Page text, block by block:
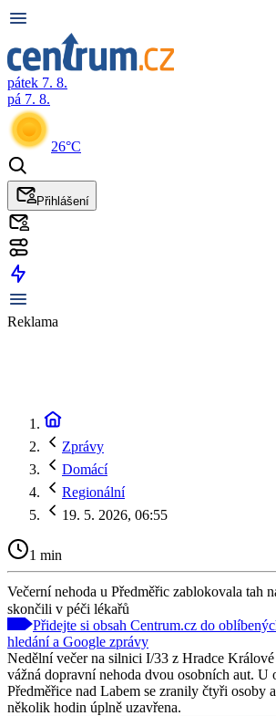
pátek 7. 8.
pá 7. 8.
26°C
Přihlášení
Reklama
Zprávy
Domácí
Regionální
19. 5. 2026, 06:55
1 min
Večerní nehoda u Předměřic zablokovala tah
skončili v péči lékařů
Přidejte si obsah Centrum.cz do
hledání a Google zprávy
Nedělní večer na silnici I/33 z Hradce Králové
vážná dopravní nehoda dvou osobních aut. U
Předměřice nad Labem se zranily čtyři osoby
několik hodin úplně uzavřena.